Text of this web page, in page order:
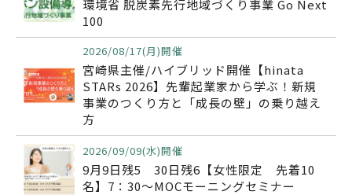
環境省 脱炭素先行地域づくり事業 Go Next
100
2026/08/17(月)開催
宮崎県主催/ハイブリッド開催【hinata
STARs 2026】先輩起業家から学ぶ！新規
事業のつくり方と「成長の壁」の乗り越え
方
2026/09/09(水)開催
9月9日残5 30日残6【女性限定 先着10
名】7：30～MOCモーニングセミナー